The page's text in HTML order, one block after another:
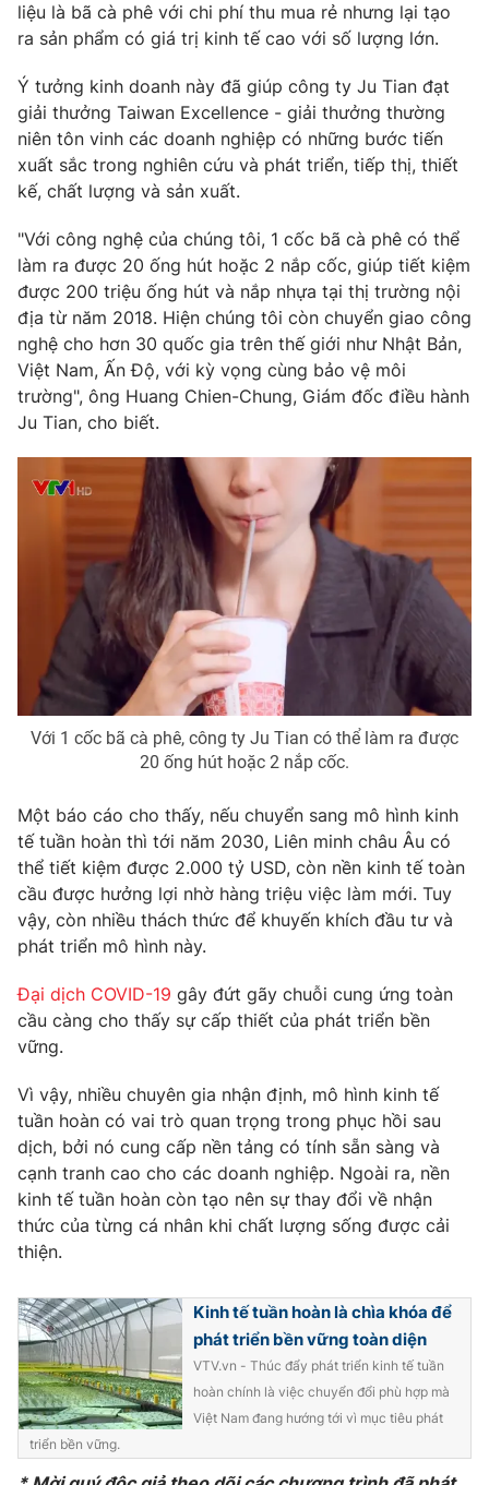
Phim VTV
Nhân vật
Khán giả
Giải sao mai
Giải trí
Điện ảnh
Âm nhạc
Sao
Đời sống
Du lịch
Làm đẹp
Chất lượng cuộc sống
Giáo dục
Học trực tuyến
Công nghệ
Hitech Công nghệ tương lai
Sản phẩm
Thị trường
Tư vấn
Giao lưu trực tuyến
Lịch phát sóng
Chuyên mục khác
Emagazine Podcast
Infographic
Video Shorts video
VTV Money VTV Thể thao
VTV Sức khoẻ Bất động sản
VTV4 Vươn mình bằng AI
VTV9 VTV8
Liên hệ tòa soạn English
THỜI BÁO VTV
Theo dõi báo trên
Cơ quan báo chí:Thời báo VTV
Giấy phép hoạt động báo in và báo điện tử số 483/GP-BTTTT
cấp ngày 29/12/2023
Tổng Biên tập:Vũ Thanh Thủy
Phó Tổng Biên tập:Nguyễn Thị Mỹ Hạnh, Phạm Quốc Thắng,
Nguyễn Trọng Ninh
liệu là bã cà phê với chi phí thu mua rẻ nhưng lại tạo
ra sản phẩm có giá trị kinh tế cao với số lượng lớn.
Ý tưởng kinh doanh này đã giúp công ty Ju Tian đạt
giải thưởng Taiwan Excellence - giải thưởng thường
niên tôn vinh các doanh nghiệp có những bước tiến
xuất sắc trong nghiên cứu và phát triển, tiếp thị, thiết
kế, chất lượng và sản xuất.
"Với công nghệ của chúng tôi, 1 cốc bã cà phê có thể
làm ra được 20 ống hút hoặc 2 nắp cốc, giúp tiết kiệm
được 200 triệu ống hút và nắp nhựa tại thị trường nội
địa từ năm 2018. Hiện chúng tôi còn chuyển giao công
nghệ cho hơn 30 quốc gia trên thế giới như Nhật Bản,
Việt Nam, Ấn Độ, với kỳ vọng cùng bảo vệ môi
trường", ông Huang Chien-Chung, Giám đốc điều hành
Ju Tian, cho biết.
Với 1 cốc bã cà phê, công ty Ju Tian có thể làm ra được
20 ống hút hoặc 2 nắp cốc.
Một báo cáo cho thấy, nếu chuyển sang mô hình kinh
tế tuần hoàn thì tới năm 2030, Liên minh châu Âu có
thể tiết kiệm được 2.000 tỷ USD, còn nền kinh tế toàn
cầu được hưởng lợi nhờ hàng triệu việc làm mới. Tuy
vậy, còn nhiều thách thức để khuyến khích đầu tư và
phát triển mô hình này.
Đại dịch COVID-19 gây đứt gãy chuỗi cung ứng toàn
cầu càng cho thấy sự cấp thiết của phát triển bền
vững.
Vì vậy, nhiều chuyên gia nhận định, mô hình kinh tế
tuần hoàn có vai trò quan trọng trong phục hồi sau
dịch, bởi nó cung cấp nền tảng có tính sẵn sàng và
cạnh tranh cao cho các doanh nghiệp. Ngoài ra, nền
kinh tế tuần hoàn còn tạo nên sự thay đổi về nhận
thức của từng cá nhân khi chất lượng sống được cải
thiện.
Kinh tế tuần hoàn là chìa khóa để
phát triển bền vững toàn diện
VTV.vn - Thúc đẩy phát triển kinh tế tuần
hoàn chính là việc chuyển đổi phù hợp mà
Việt Nam đang hướng tới vì mục tiêu phát
triển bền vững.